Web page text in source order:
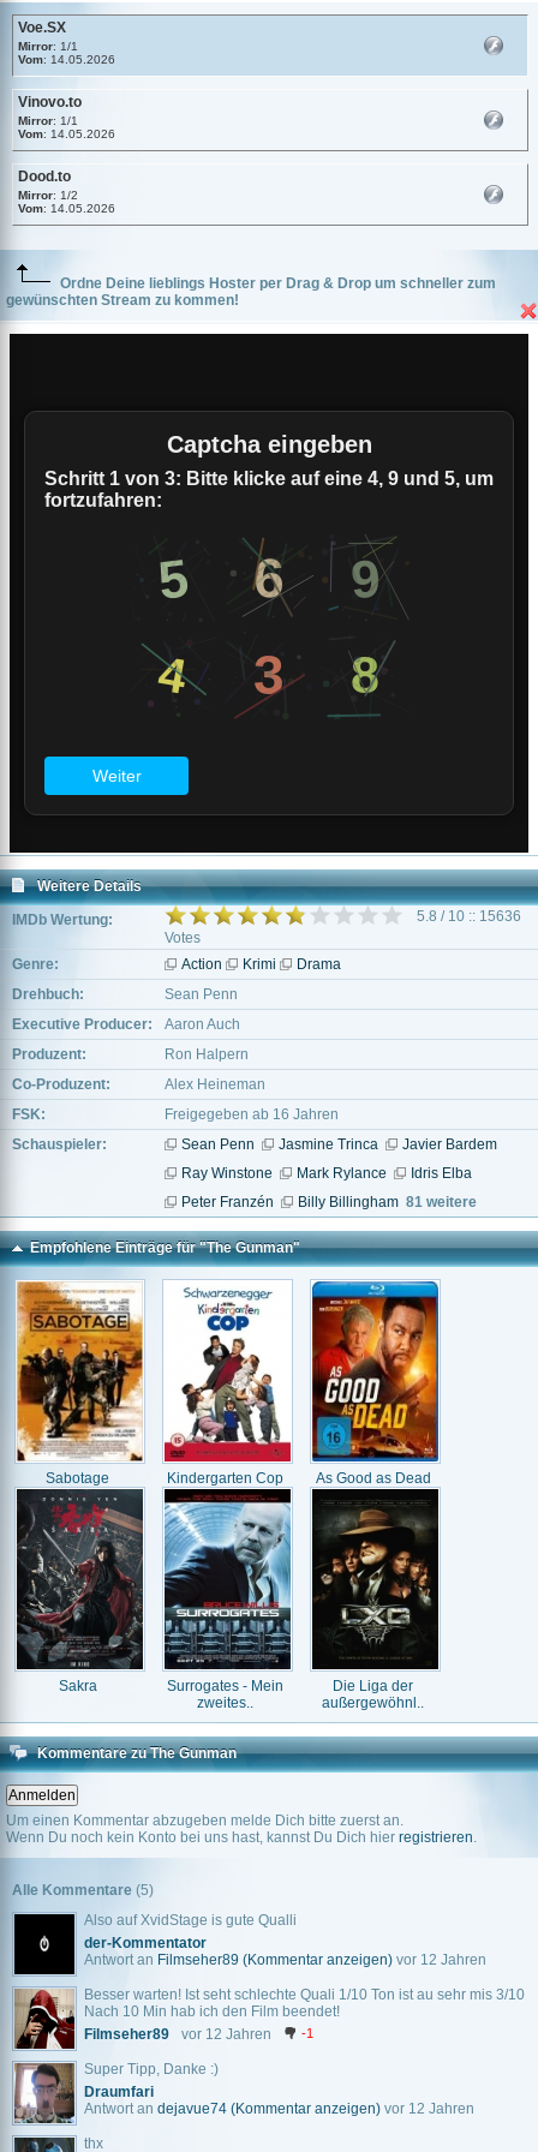
Voe.SX
Mirror: 1/1
Vom: 14.05.2026
Vinovo.to
Mirror: 1/1
Vom: 14.05.2026
Dood.to
Mirror: 1/2
Vom: 14.05.2026
Ordne Deine lieblings Hoster per Drag & Drop um schneller zum
gewünschten Stream zu kommen!
Weitere Details
IMDb Wertung:
5.8 / 10 :: 15636
Votes
Genre:
Action Krimi
Drama
Drehbuch:
Sean Penn
Executive Producer:
Aaron Auch
Produzent:
Ron Halpern
Co-Produzent:
Alex Heineman
FSK:
Freigegeben ab 16 Jahren
Schauspieler:
Sean Penn Jasmine Trinca
Javier Bardem
Ray Winstone
Mark Rylance
Idris Elba
Peter Franzén
Billy Billingham 81 weitere
Empfohlene Einträge für "The Gunman"
Sabotage Kindergarten Cop As Good as Dead
Sakra
Surrogates - Mein
zweites..
Die Liga der
außergewöhnl..
Kommentare zu The Gunman
Um einen Kommentar abzugeben melde Dich bitte zuerst an.
Wenn Du noch kein Konto bei uns hast, kannst Du Dich hier registrieren.
Alle Kommentare (5)
Also auf XvidStage is gute Qualli
der-Kommentator
Antwort an Filmseher89 (Kommentar anzeigen) vor 12 Jahren
Besser warten! Ist seht schlechte Quali 1/10 Ton ist au sehr mis 3/10
Nach 10 Min hab ich den Film beendet!
Filmseher89
vor 12 Jahren -1
Super Tipp, Danke :)
Draumfari
Antwort an dejavue74 (Kommentar anzeigen) vor 12 Jahren
thx